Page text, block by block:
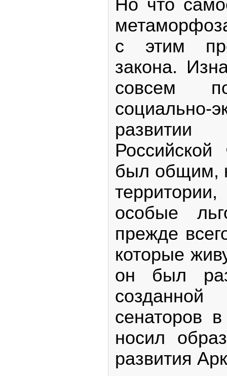
Но что
с этим
закона.
совсем
социально-
развитии
был общим,
особые
прежде
которые
он был
сенаторов
носил
развития